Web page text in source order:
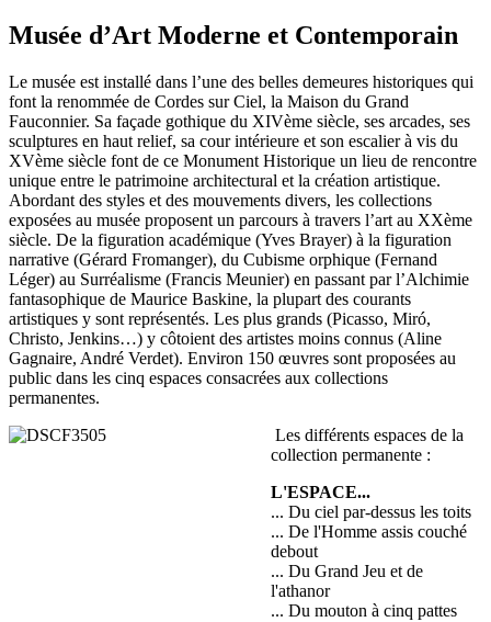
Musée d’Art Moderne et Contemporain
Le musée est installé dans l’une des belles demeures historiques qui
font la renommée de Cordes sur Ciel, la Maison du Grand
Fauconnier. Sa façade gothique du XIVème siècle, ses arcades, ses
sculptures en haut relief, sa cour intérieure et son escalier à vis du
XVème siècle font de ce Monument Historique un lieu de rencontre
unique entre le patrimoine architectural et la création artistique.
Abordant des styles et des mouvements divers, les collections
exposées au musée proposent un parcours à travers l’art au XXème
siècle. De la figuration académique (Yves Brayer) à la figuration
narrative (Gérard Fromanger), du Cubisme orphique (Fernand
Léger) au Surréalisme (Francis Meunier) en passant par l’Alchimie
fantasophique de Maurice Baskine, la plupart des courants
artistiques y sont représentés. Les plus grands (Picasso, Miró,
Christo, Jenkins…) y côtoient des artistes moins connus (Aline
Gagnaire, André Verdet). Environ 150 œuvres sont proposées au
public dans les cinq espaces consacrées aux collections
permanentes.
Les différents espaces de la
collection permanente :
L'ESPACE...
... Du ciel par-dessus les toits
... De l'Homme assis couché
debout
... Du Grand Jeu et de
l'athanor
... Du mouton à cinq pattes